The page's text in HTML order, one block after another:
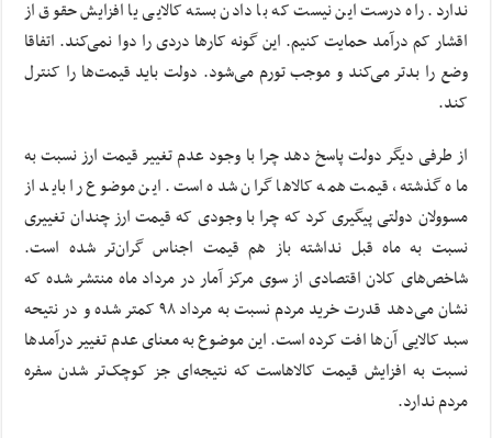
ندارد. راه درست این نیست که با دادن بسته کالایی یا افزایش حقوق از
اقشار کم درآمد حمایت کنیم. این گونه کار‌ها دردی را دوا نمی‌کند. اتفاقا
وضع را بدتر می‌کند و موجب تورم می‌شود. دولت باید قیمت‌ها را کنترل
کند.
از طرفی دیگر دولت پاسخ دهد چرا با وجود عدم تغییر قیمت ارز نسبت به
ماه گذشته، قیمت همه کالاها گران شده است. این موضوع را باید از
مسوولان دولتی پیگیری کرد که چرا با وجودی که قیمت ارز چندان تغییری
نسبت به ماه قبل نداشته باز هم قیمت اجناس گران‌تر شده است.
شاخص‌های کلان اقتصادی از سوی مرکز آمار در مرداد ماه منتشر شده که
نشان می‌دهد قدرت خرید مردم نسبت به مرداد ۹۸ کمتر شده و در نتیحه
سبد کالایی آن‌ها افت کرده است. این موضوع به معنای عدم تغییر درآمد‌ها
نسبت به افزایش قیمت کالاهاست که نتیجه‌ای جز کوچک‌تر شدن سفره
مردم ندارد.